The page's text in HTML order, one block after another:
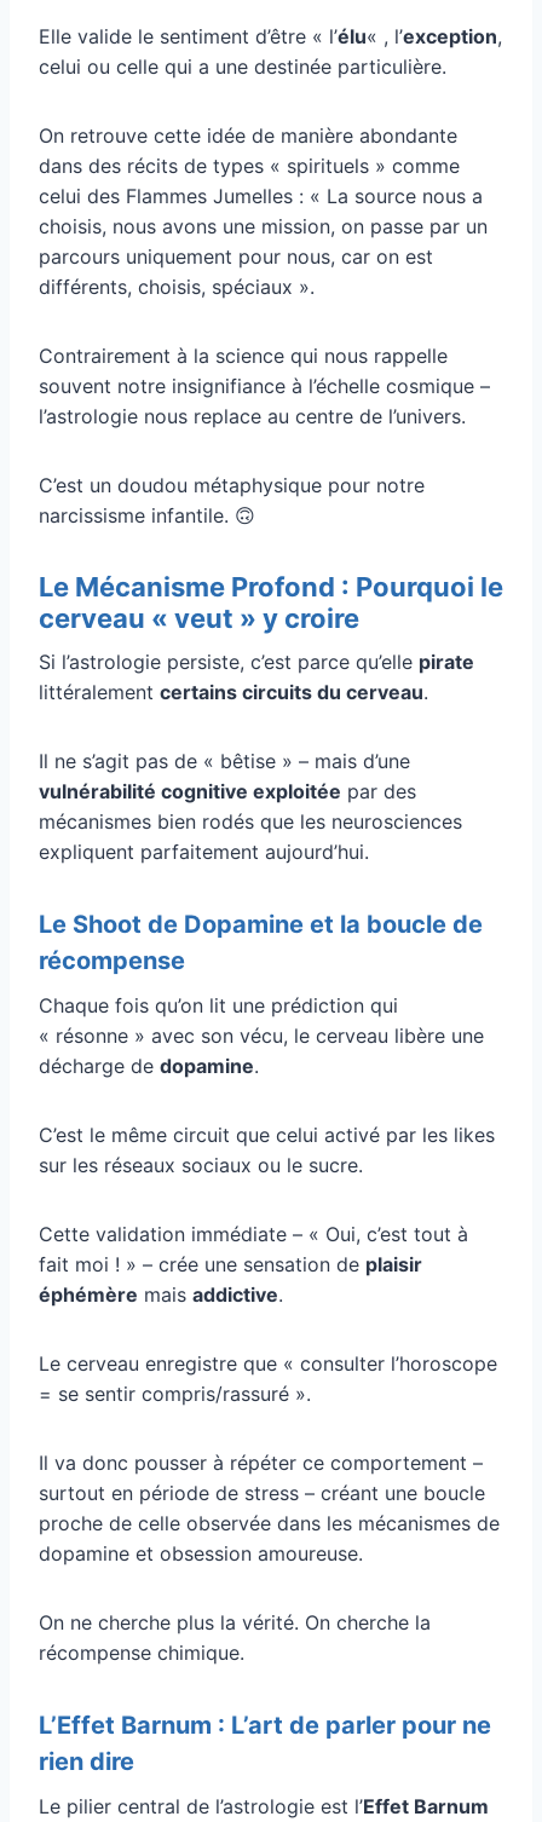
Elle valide le sentiment d’être « l’élu« , l’exception,
celui ou celle qui a une destinée particulière.
On retrouve cette idée de manière abondante
dans des récits de types « spirituels » comme
celui des Flammes Jumelles : « La source nous a
choisis, nous avons une mission, on passe par un
parcours uniquement pour nous, car on est
différents, choisis, spéciaux ».
Contrairement à la science qui nous rappelle
souvent notre insignifiance à l’échelle cosmique –
l’astrologie nous replace au centre de l’univers.
C’est un doudou métaphysique pour notre
narcissisme infantile. 🙃
Le Mécanisme Profond : Pourquoi le
cerveau « veut » y croire
Si l’astrologie persiste, c’est parce qu’elle pirate
littéralement certains circuits du cerveau.
Il ne s’agit pas de « bêtise » – mais d’une
vulnérabilité cognitive exploitée par des
mécanismes bien rodés que les neurosciences
expliquent parfaitement aujourd’hui.
Le Shoot de Dopamine et la boucle de
récompense
Chaque fois qu’on lit une prédiction qui
« résonne » avec son vécu, le cerveau libère une
décharge de dopamine.
C’est le même circuit que celui activé par les likes
sur les réseaux sociaux ou le sucre.
Cette validation immédiate – « Oui, c’est tout à
fait moi ! » – crée une sensation de plaisir
éphémère mais addictive.
Le cerveau enregistre que « consulter l’horoscope
= se sentir compris/rassuré ».
Il va donc pousser à répéter ce comportement –
surtout en période de stress – créant une boucle
proche de celle observée dans les mécanismes de
dopamine et obsession amoureuse.
On ne cherche plus la vérité. On cherche la
récompense chimique.
L’Effet Barnum : L’art de parler pour ne
rien dire
Le pilier central de l’astrologie est l’Effet Barnum